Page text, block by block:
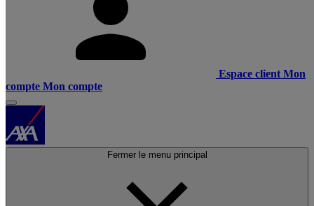
Espace client Mon
compte Mon compte
Fermer le menu principal